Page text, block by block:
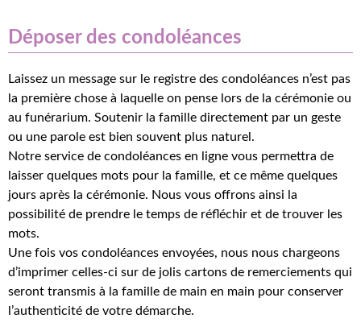
Déposer des condoléances
Laissez un message sur le registre des condoléances n’est pas
la première chose à laquelle on pense lors de la cérémonie ou
au funérarium. Soutenir la famille directement par un geste
ou une parole est bien souvent plus naturel.
Notre service de condoléances en ligne vous permettra de
laisser quelques mots pour la famille, et ce même quelques
jours après la cérémonie. Nous vous offrons ainsi la
possibilité de prendre le temps de réfléchir et de trouver les
mots.
Une fois vos condoléances envoyées, nous nous chargeons
d’imprimer celles-ci sur de jolis cartons de remerciements qui
seront transmis à la famille de main en main pour conserver
l’authenticité de votre démarche.